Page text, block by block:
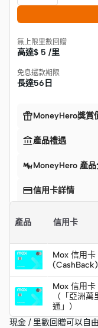
無上限里數回贈
高達$ 5 /里
免息還款期限
長達56日
MoneyHero獎賞
產品禮遇
MoneyHero 產品
信用卡詳情
產品 信用卡
Mox 信用卡
(CashBack)
Mox 信用卡
（「亞洲萬
通」）
現金 / 里數回贈可以自